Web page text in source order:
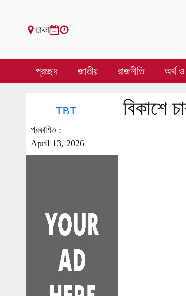
ঢাকা
প্রচ্ছদ জাতীয় রাজনীতি অর্থ ও
TBT
প্রকাশিত :
April 13, 2026
বিকাশে